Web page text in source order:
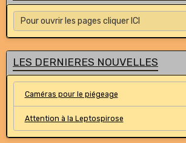
LES DERNIERES NOUVELLES
Caméras pour le piégeage
Attention à la Leptospirose